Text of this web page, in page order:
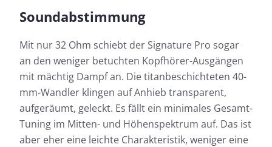
Soundabstimmung
Mit nur 32 Ohm schiebt der Signature Pro sogar
an den weniger betuchten Kopfhörer-Ausgängen
mit mächtig Dampf an. Die titanbeschichteten 40-
mm-Wandler klingen auf Anhieb transparent,
aufgeräumt, geleckt. Es fällt ein minimales Gesamt-
Tuning im Mitten- und Höhenspektrum auf. Das ist
aber eher eine leichte Charakteristik, weniger eine